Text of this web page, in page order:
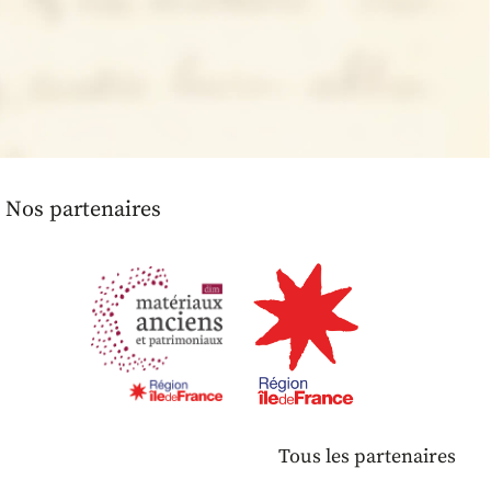
Nos partenaires
Tous les partenaires